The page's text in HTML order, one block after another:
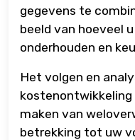
gegevens te
beeld van hoeveel
onderhouden en
Het volgen en
kostenontwikkeling
maken van
betrekking tot uw